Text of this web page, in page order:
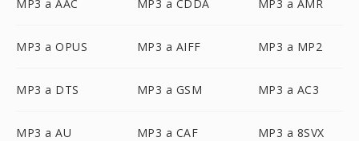
MP3 a AAC MP3 a CDDA MP3 a AMR
MP3 a OPUS MP3 a AIFF MP3 a MP2
MP3 a DTS MP3 a GSM MP3 a AC3
MP3 a AU MP3 a CAF MP3 a 8SVX